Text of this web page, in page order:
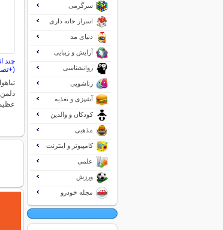
چند
سرگرمی
اسرار خانه داری
دنیای مد
آرایش و زیبایی
روانشناسی
زناشویی
آشپزی و تغذیه
کودکان و والدین
مذهبی
کامپیوتر و اینترنت
علمی
ورزش
مجله خودرو